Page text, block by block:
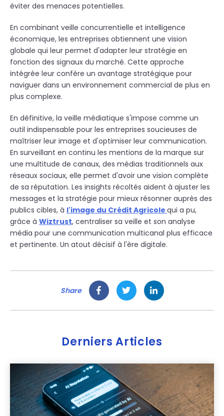
éviter des menaces potentielles.
En combinant veille concurrentielle et intelligence
économique, les entreprises obtiennent une vision
globale qui leur permet d'adapter leur stratégie en
fonction des signaux du marché. Cette approche
intégrée leur confère un avantage stratégique pour
naviguer dans un environnement commercial de plus en
plus complexe.
En définitive, la veille médiatique s'impose comme un
outil indispensable pour les entreprises soucieuses de
maîtriser leur image et d'optimiser leur communication.
En surveillant en continu les mentions de la marque sur
une multitude de canaux, des médias traditionnels aux
réseaux sociaux, elle permet d'avoir une vision complète
de sa réputation. Les insights récoltés aident à ajuster les
messages et la stratégie pour mieux résonner auprès des
publics cibles, à l'image du Crédit Agricole qui a pu,
grâce à Wiztrust, centraliser sa veille et son analyse
média pour une communication multicanal plus efficace
et pertinente. Un atout décisif à l'ère digitale.
Share
Derniers Articles